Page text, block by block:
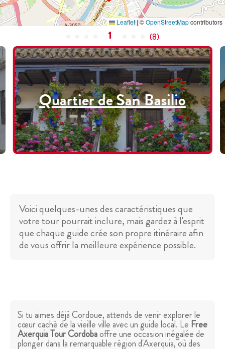
Leaflet|©OpenStreetMapcontributors
1 (8)
Quartier de San Basilio
Voici quelques-unes des caractéristiques que
votre tour pourrait inclure, mais gardez à l'esprit
que chaque guide crée son propre itinéraire afin
de vous offrir la meilleure expérience possible.
Si tu aimes déjà Cordoue, attends de venir explorer le
cœur caché de la vieille ville avec un guide local. Le Free
Axerquia Tour Cordobaoffre une occasion inégalée de
plonger dans la remarquable région d'Axerquia, où des